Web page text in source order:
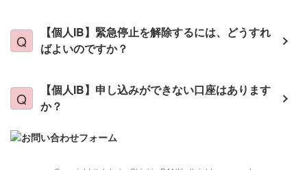
【個人IB】緊急停止を解除するには、どうすれ
ばよいのですか？
【個人IB】申し込みができない口座はあります
か？